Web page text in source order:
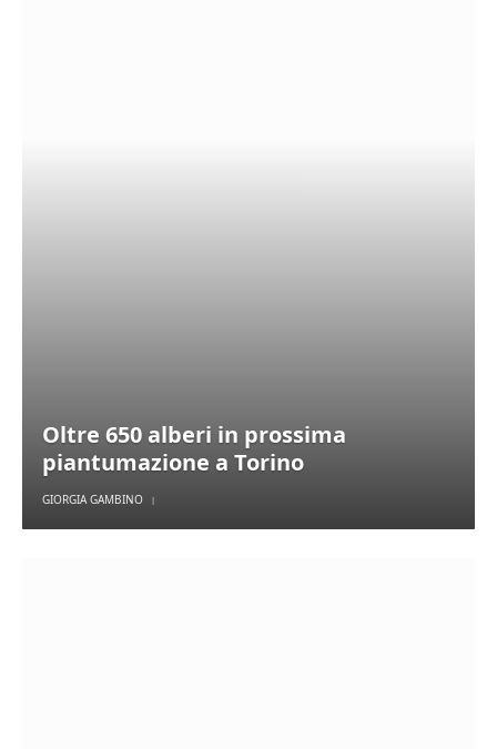
Oltre 650 alberi in prossima
piantumazione a Torino
GIORGIA GAMBINO